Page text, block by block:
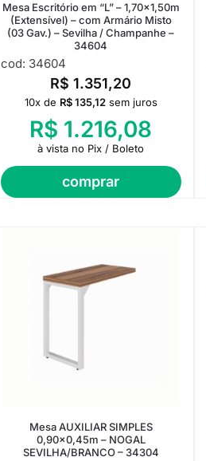
Mesa Escritório em “L” – 1,70×1,50m
(Extensível) – com Armário Misto
(03 Gav.) – Sevilha / Champanhe –
34604
cod: 34604
R$ 1.351,20
comprar
10x de R$135,12 sem juros
R$ 1.216,08
à vista no Pix / Boleto
Mesa AUXILIAR SIMPLES
0,90×0,45m – NOGAL
SEVILHA/BRANCO – 34304